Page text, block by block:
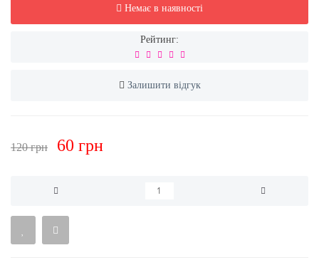
Немає в наявності
Рейтинг:
Залишити відгук
120 грн 60 грн